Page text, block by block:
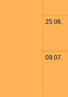
25.06.
09.07.